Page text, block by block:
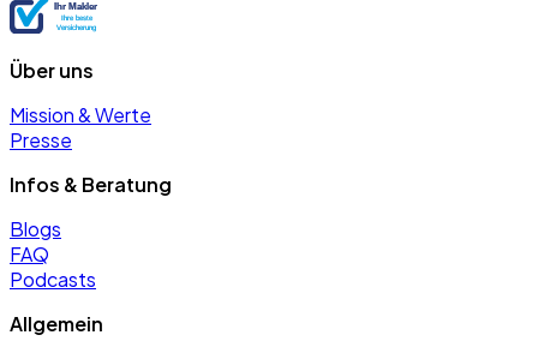
Über uns
Mission & Werte
Presse
Infos & Beratung
Blogs
FAQ
Podcasts
Allgemein